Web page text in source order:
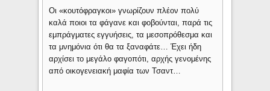
Οι «κουτόφραγκοι» γνωρίζουν πλέον πολύ
καλά ποιοι τα φάγανε και φοβούνται, παρά τις
εμπράγματες εγγυήσεις, τα μεσοπρόθεσμα και
τα μνημόνια ότι θα τα ξαναφάτε… Έχει ήδη
αρχίσει το μεγάλο φαγοπότι, αρχής γενομένης
από οικογενειακή μαφία των Τσαντ…